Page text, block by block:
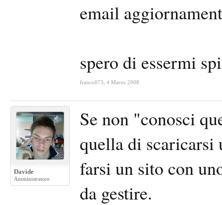
email
spero di essermi
franco073 4 Marzo 2008
Davide
Amministratore
Se non "conosci
quella di scaricarsi
farsi un sito con
da gestire.